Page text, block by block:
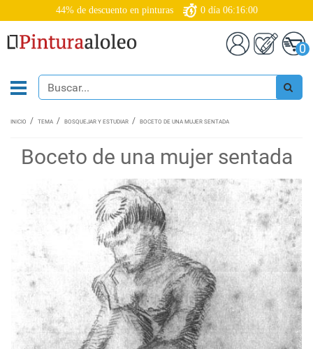
44% de descuento en pinturas 0 día 06:15:59
0
INICIO TEMA BOSQUEJAR Y ESTUDIAR BOCETO DE UNA MUJER SENTADA
Boceto de una mujer sentada